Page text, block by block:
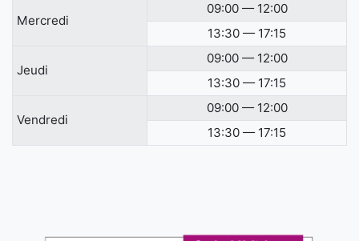
Mercredi
09:00 — 12:00
13:30 — 17:15
Jeudi
09:00 — 12:00
13:30 — 17:15
Vendredi
09:00 — 12:00
13:30 — 17:15